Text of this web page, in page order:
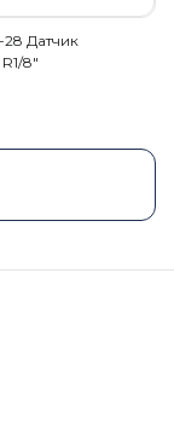
28 Датчик
8"